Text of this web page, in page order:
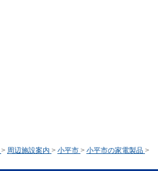
> 周辺施設案内 > 小平市 > 小平市の家電製品 >